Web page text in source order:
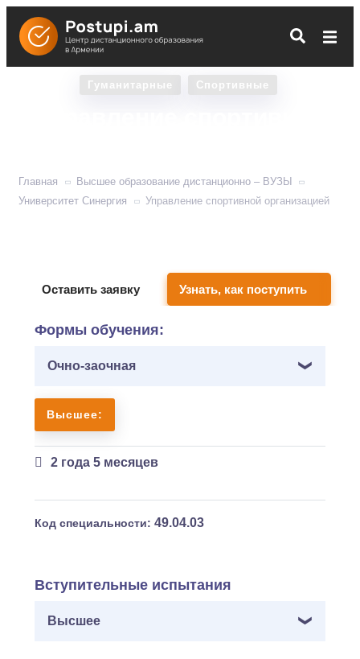
Гуманитарные Спортивные
Главная
Высшее образование дистанционно – ВУЗЫ
Университет Синергия
Управление спортивной организацией
Оставить заявку Узнать, как поступить
Формы обучения:
Очно-заочная
Высшее:
2 года 5 месяцев
Код специальности: 49.04.03
Вступительные испытания
Высшее